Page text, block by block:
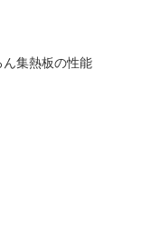
集熱板の性能